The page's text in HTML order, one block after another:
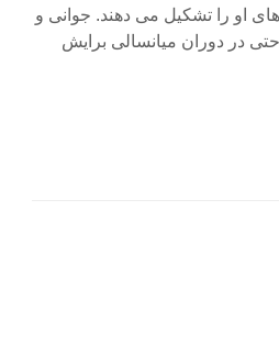
او را تشکیل می دهند. جوانی و
حتی در دوران میانسالی برایش